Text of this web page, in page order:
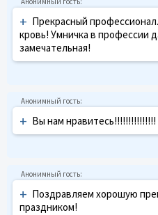
+ Прекрасный
кровь! Умничка в профессии
замечательная!
+ Вы нам нравитесь!!!!!!!!!!!!!!!
+ Поздравляем хорошую
праздником!